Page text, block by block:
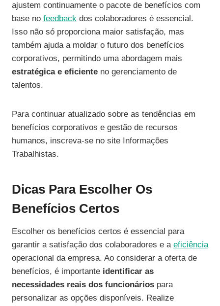
ajustem continuamente o pacote de benefícios com
base no feedback dos colaboradores é essencial.
Isso não só proporciona maior satisfação, mas
também ajuda a moldar o futuro dos benefícios
corporativos, permitindo uma abordagem mais
estratégica e eficiente no gerenciamento de
talentos.
Para continuar atualizado sobre as tendências em
benefícios corporativos e gestão de recursos
humanos, inscreva-se no site Informações
Trabalhistas.
Dicas Para Escolher Os
Benefícios Certos
Escolher os benefícios certos é essencial para
garantir a satisfação dos colaboradores e a eficiência
operacional da empresa. Ao considerar a oferta de
benefícios, é importante identificar as
necessidades reais dos funcionários para
personalizar as opções disponíveis. Realize